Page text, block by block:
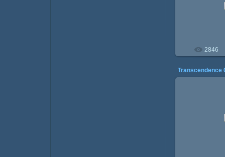
2846
Transcendence